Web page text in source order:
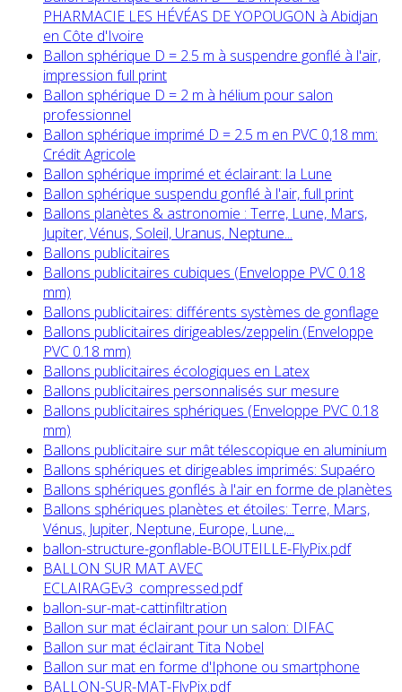
PHARMACIE LES HÉVÉAS DE YOPOUGON à Abidjan
en Côte d'Ivoire
Ballon sphérique D = 2.5 m à suspendre gonflé à l'air,
impression full print
Ballon sphérique D = 2 m à hélium pour salon
professionnel
Ballon sphérique imprimé D = 2.5 m en PVC 0,18 mm:
Crédit Agricole
Ballon sphérique imprimé et éclairant: la Lune
Ballon sphérique suspendu gonflé à l'air, full print
Ballons planètes & astronomie : Terre, Lune, Mars,
Jupiter, Vénus, Soleil, Uranus, Neptune...
Ballons publicitaires
Ballons publicitaires cubiques (Enveloppe PVC 0.18
mm)
Ballons publicitaires: différents systèmes de gonflage
Ballons publicitaires dirigeables/zeppelin (Enveloppe
PVC 0.18 mm)
Ballons publicitaires écologiques en Latex
Ballons publicitaires personnalisés sur mesure
Ballons publicitaires sphériques (Enveloppe PVC 0.18
mm)
Ballons publicitaire sur mât télescopique en aluminium
Ballons sphériques et dirigeables imprimés: Supaéro
Ballons sphériques gonflés à l'air en forme de planètes
Ballons sphériques planètes et étoiles: Terre, Mars,
Vénus, Jupiter, Neptune, Europe, Lune,...
ballon-structure-gonflable-BOUTEILLE-FlyPix.pdf
BALLON SUR MAT AVEC
ECLAIRAGEv3_compressed.pdf
ballon-sur-mat-cattinfiltration
Ballon sur mat éclairant pour un salon: DIFAC
Ballon sur mat éclairant Tita Nobel
Ballon sur mat en forme d'Iphone ou smartphone
BALLON-SUR-MAT-FlyPix.pdf